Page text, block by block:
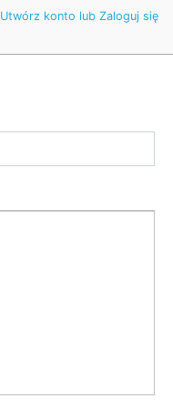
Utwórz konto lub Zaloguj się